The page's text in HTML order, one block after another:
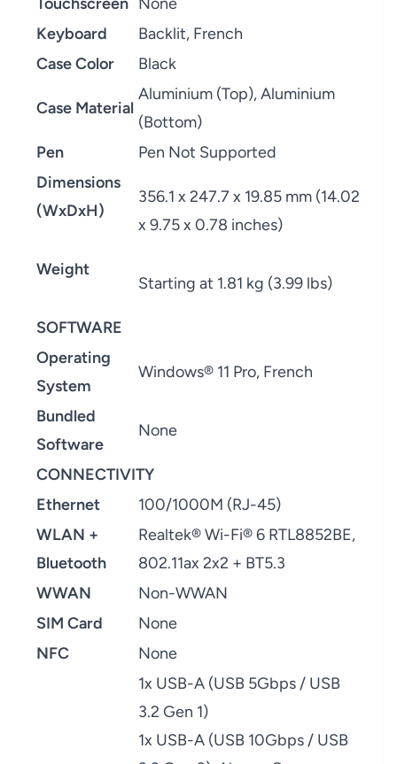
Keyboard
Backlit, French
Case Color
Black
Case Material
Aluminium (Top), Aluminium
(Bottom)
Pen
Pen Not Supported
Dimensions
(WxDxH)
356.1 x 247.7 x 19.85 mm (14.02
x 9.75 x 0.78 inches)
Weight
Starting at 1.81 kg (3.99 lbs)
SOFTWARE
Operating
System
Windows® 11 Pro, French
Bundled
Software
None
CONNECTIVITY
Ethernet
100/1000M (RJ-45)
WLAN +
Bluetooth
Realtek® Wi-Fi® 6 RTL8852BE,
802.11ax 2x2 + BT5.3
WWAN
Non-WWAN
SIM Card
None
NFC
None
1x USB-A (USB 5Gbps / USB
3.2 Gen 1)
1x USB-A (USB 10Gbps / USB